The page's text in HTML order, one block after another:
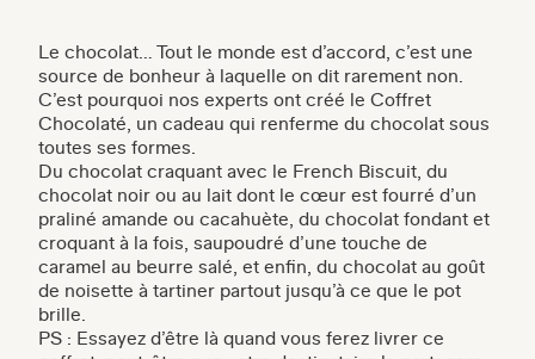
Le chocolat… Tout le monde est d’accord, c’est une
source de bonheur à laquelle on dit rarement non.
C’est pourquoi nos experts ont créé le Coffret
Chocolaté, un cadeau qui renferme du chocolat sous
toutes ses formes.
Du chocolat craquant avec le French Biscuit, du
chocolat noir ou au lait dont le cœur est fourré d’un
praliné amande ou cacahuète, du chocolat fondant et
croquant à la fois, saupoudré d’une touche de
caramel au beurre salé, et enfin, du chocolat au goût
de noisette à tartiner partout jusqu’à ce que le pot
brille.
PS : Essayez d’être là quand vous ferez livrer ce